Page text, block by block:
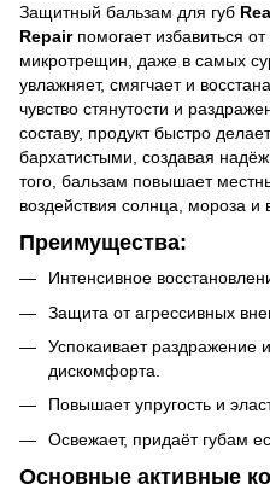
Защитный бальзам для губ
Repairпомогает избавиться
микротрещин, даже в самых
увлажняет, смягчает и
чувство стянутости и
составу, продукт быстро
бархатистыми, создавая
того, бальзам повышает
воздействия солнца, мороза и
Преимущества:
Интенсивное
Защита от агрессивных
Успокаивает раздражение
дискомфорта.
Повышает упругость и
Освежает, придаёт губам
Основные активные